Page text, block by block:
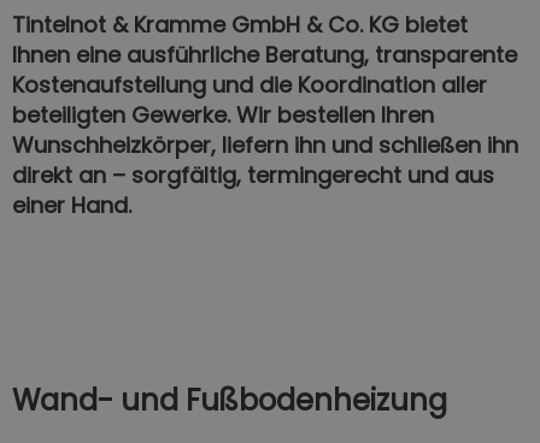
Tintelnot & Kramme GmbH & Co. KG bietet
Ihnen eine ausführliche Beratung, transparente
Kostenaufstellung und die Koordination aller
beteiligten Gewerke. Wir bestellen Ihren
Wunschheizkörper, liefern ihn und schließen ihn
direkt an – sorgfältig, termingerecht und aus
einer Hand.
Wand- und Fußbodenheizung